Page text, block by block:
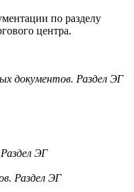
по разделу
центра.
документов. Раздел ЭГ
ЭГ
Раздел ЭГ